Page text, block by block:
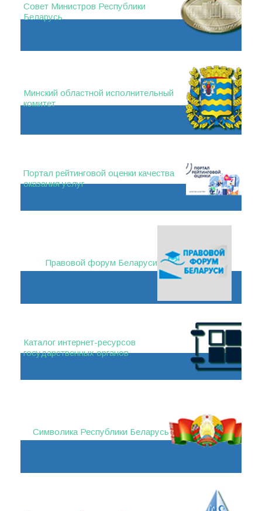
Совет Министров Республики
Беларусь
Минский областной исполнительный
комитет
Портал рейтинговой оценки качества
оказания услуг
Правовой форум Беларуси
Каталог интернет-ресурсов
государственных органов
Символика Республики Беларусь